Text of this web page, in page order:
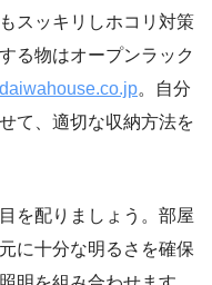
スッキリしホコリ対策
る物はオープンラック
daiwahouse.co.jp。自分
て、適切な収納方法を
を配りましょう。部屋
に十分な明るさを確保